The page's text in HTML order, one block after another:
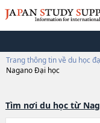
Trang thông tin về du học
Nagano Đại học
Tìm nơi du học từ